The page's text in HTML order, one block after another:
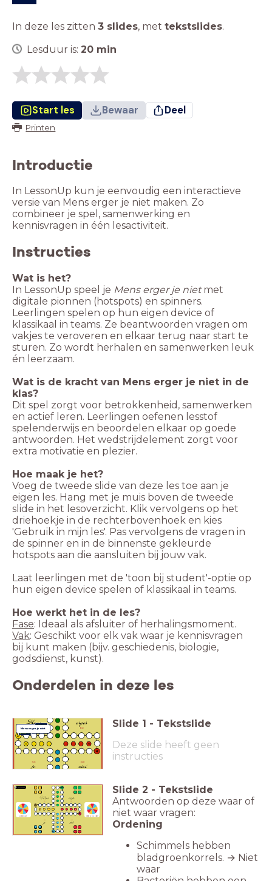
In deze les zitten 3 slides, met tekstslides.
Lesduur is: 20 min
Start les Bewaar Deel
Printen
Introductie
In LessonUp kun je eenvoudig een interactieve
versie van Mens erger je niet maken. Zo
combineer je spel, samenwerking en
kennisvragen in één lesactiviteit.
Instructies
Wat is het?
In LessonUp speel je Mens erger je nietmet
digitale pionnen (hotspots) en spinners.
Leerlingen spelen op hun eigen device of
klassikaal in teams. Ze beantwoorden vragen om
vakjes te veroveren en elkaar terug naar start te
sturen. Zo wordt herhalen en samenwerken leuk
én leerzaam.
Wat is de kracht van Mens erger je niet in de
klas?
Dit spel zorgt voor betrokkenheid, samenwerken
en actief leren. Leerlingen oefenen lesstof
spelenderwijs en beoordelen elkaar op goede
antwoorden. Het wedstrijdelement zorgt voor
extra motivatie en plezier.
Hoe maak je het?
Voeg de tweede slide van deze les toe aan je
eigen les. Hang met je muis boven de tweede
slide in het lesoverzicht. Klik vervolgens op het
driehoekje in de rechterbovenhoek en kies
'Gebruik in mijn les'. Pas vervolgens de vragen in
de spinner en in de binnenste gekleurde
hotspots aan die aansluiten bij jouw vak.
Laat leerlingen met de 'toon bij student'-optie op
hun eigen device spelen of klassikaal in teams.
Hoe werkt het in de les?
Fase: Ideaal als afsluiter of herhalingsmoment.
Vak: Geschikt voor elk vak waar je kennisvragen
bij kunt maken (bijv. geschiedenis, biologie,
godsdienst, kunst).
Onderdelen in deze les
Mens erger je niet
Werkvormen Slide 1 - Tekstslide
Deze slide heeft geen
instructies
a a
a
a
Dobbelsteen Waar of niet waar?
A
A
A
A
Slide 2 - Tekstslide
Antwoorden op deze waar of
niet waar vragen:
Ordening
Schimmels hebben
bladgroenkorrels. → Niet
waar